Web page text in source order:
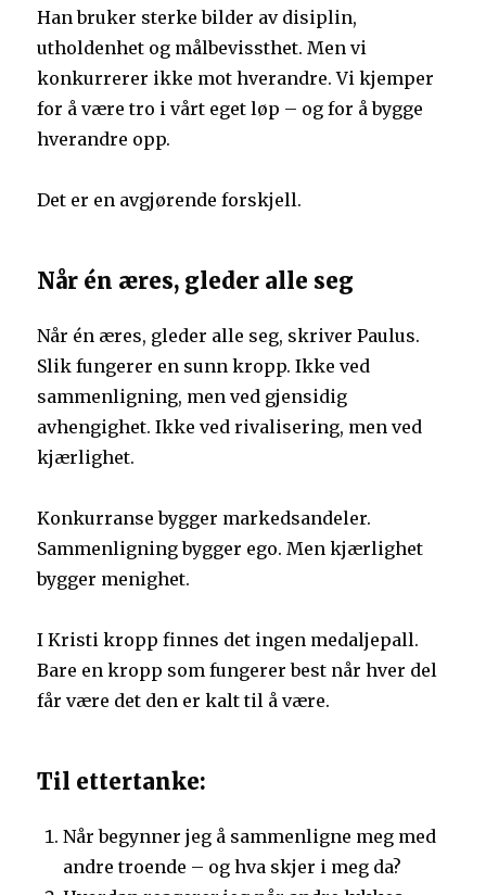
Han bruker sterke bilder av disiplin,
utholdenhet og målbevissthet. Men vi
konkurrerer ikke mot hverandre. Vi kjemper
for å være tro i vårt eget løp – og for å bygge
hverandre opp.
Det er en avgjørende forskjell.
Når én æres, gleder alle seg
Når én æres, gleder alle seg, skriver Paulus.
Slik fungerer en sunn kropp. Ikke ved
sammenligning, men ved gjensidig
avhengighet. Ikke ved rivalisering, men ved
kjærlighet.
Konkurranse bygger markedsandeler.
Sammenligning bygger ego. Men kjærlighet
bygger menighet.
I Kristi kropp finnes det ingen medaljepall.
Bare en kropp som fungerer best når hver del
får være det den er kalt til å være.
Til ettertanke:
Når begynner jeg å sammenligne meg med
andre troende – og hva skjer i meg da?